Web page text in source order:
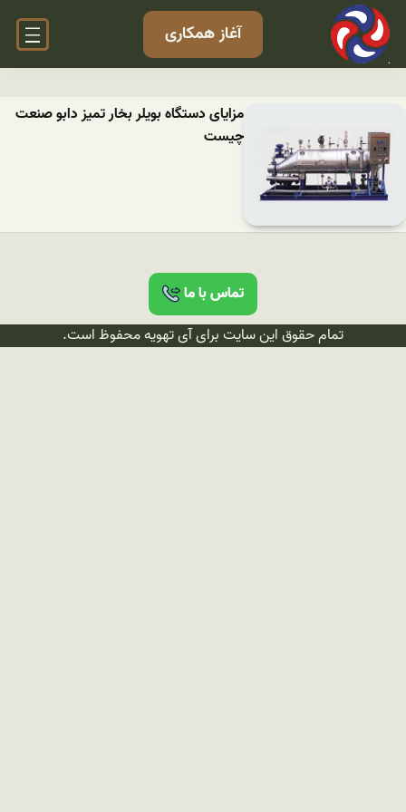
آغاز همکاری
مزایای دستگاه بویلر بخار تمیز دابو صنعت
چیست
تماس با ما
تمام حقوق این سایت برای آی تهویه محفوظ است.